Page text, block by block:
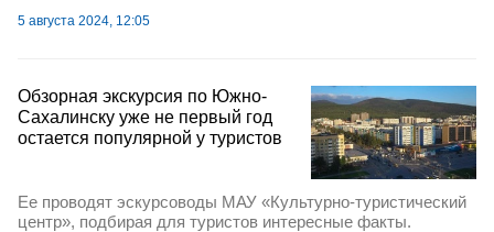
5 августа 2024, 12:05
Обзорная экскурсия по Южно-
Сахалинску уже не первый год
остается популярной у туристов
Ее проводят эскурсоводы МАУ «Культурно-туристический
центр», подбирая для туристов интересные факты.